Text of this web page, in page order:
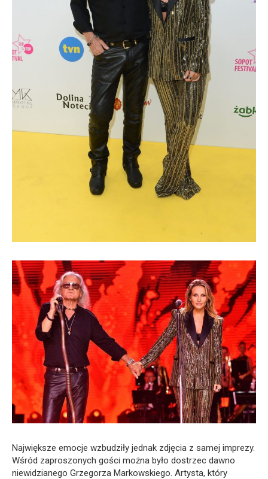
Największe emocje wzbudziły jednak zdjęcia z samej imprezy.
Wśród zaproszonych gości można było dostrzec dawno
niewidzianego Grzegorza Markowskiego. Artysta, który